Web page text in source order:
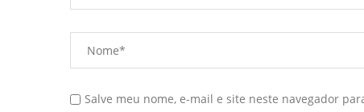
Salve meu nome, e-mail e site neste navegador